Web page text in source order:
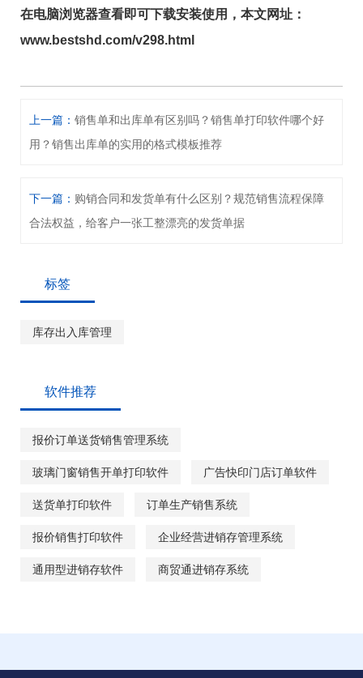
在电脑浏览器查看即可下载安装使用，本文网址：
www.bestshd.com/v298.html
上一篇： 销售单和出库单有区别吗？销售单打印软件哪个好
用？销售出库单的实用的格式模板推荐
下一篇： 购销合同和发货单有什么区别？规范销售流程保障
合法权益，给客户一张工整漂亮的发货单据
标签
库存出入库管理
软件推荐
报价订单送货销售管理系统
玻璃门窗销售开单打印软件 广告快印门店订单软件
送货单打印软件 订单生产销售系统
报价销售打印软件 企业经营进销存管理系统
通用型进销存软件 商贸通进销存系统